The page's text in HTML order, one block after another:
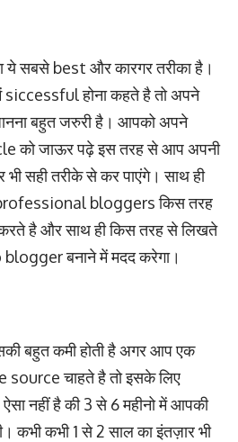
सबसे best और कारगर तरीका है।
होना कहते है तो अपने
बहुत जरुरी है। आपको अपने
को जाऊर पढ़े इस तरह से आप अपनी
सही तरीके से कर पाएंगे। साथ ही
bloggers किस तरह
है और साथ ही किस तरह से लिखते
बनाने में मदद करेगा।
बहुत कमी होती है अगर आप एक
चाहते है तो इसके लिए
ऐसा नहीं है की 3 से 6 महीनो में आपकी
कभी कभी 1 से 2 साल का इंतज़ार भी